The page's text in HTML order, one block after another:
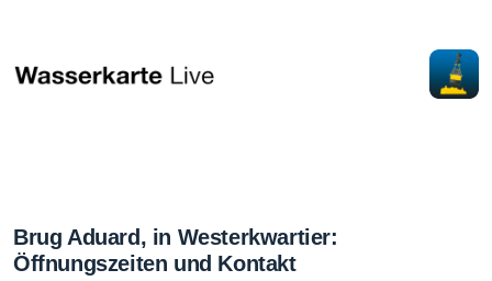
Brug Aduard, in Westerkwartier:
Öffnungszeiten und Kontakt